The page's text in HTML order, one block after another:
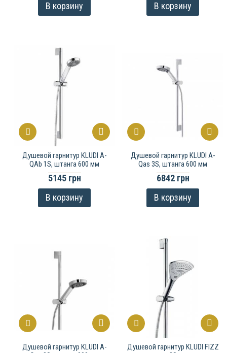
В корзину
В корзину
Душевой гарнитур KLUDI A-
QAb 1S, штанга 600 мм
5145 грн
В корзину
Душевой гарнитур KLUDI A-
Qas 3S, штанга 600 мм
6842 грн
В корзину
Душевой гарнитур KLUDI A-
Душевой гарнитур KLUDI FIZZ